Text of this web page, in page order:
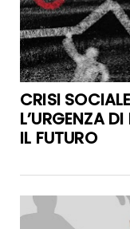
CRISI
L’URGENZA
IL FUTURO